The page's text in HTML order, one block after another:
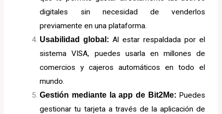
digitales sin necesidad de venderlos
previamente en una plataforma.
Usabilidad global:Al estar respaldada por el
sistema VISA, puedes usarla en millones de
comercios y cajeros automáticos en todo el
mundo.
Gestión mediante la app de Bit2Me: Puedes
gestionar tu tarjeta a través de la aplicación de